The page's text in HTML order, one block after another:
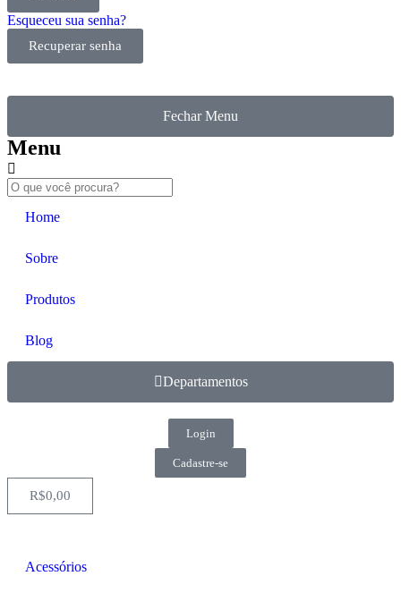
Esqueceu sua senha?
Recuperar senha
Fechar Menu
Menu
Home
Sobre
Produtos
Blog
Departamentos
Login
Cadastre-se
R$0,00
Acessórios